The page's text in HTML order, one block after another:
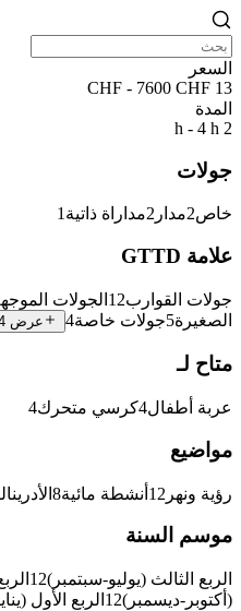
السعر
13 CHF - 7600 CHF
المدة
2 h - 4 h
جولات
خاص2مدار 2مداراة ذاتية 1
علامة GTTD
جولات القوارب12 الجولات
الصغيرة5جولات خاصة4 عرض 4 إضافية
متاح لـ
عربة أطفال4كرسي متحرك4
مواضيع
رؤية ونهر 12 أنشطة مائية8
موسم السنة
الربع الثالث (يوليو-سبتمبر)12
(أكتوبر-ديسمبر)12 الربع الأول